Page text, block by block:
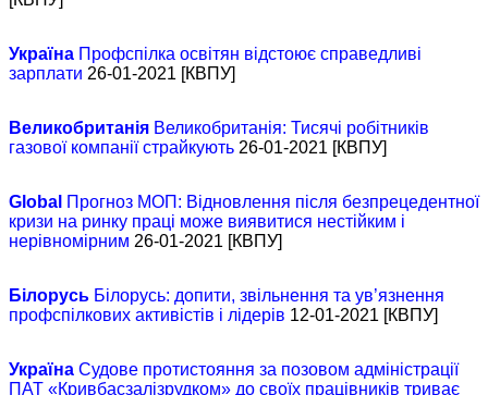
Україна Профспілка освітян відстоює справедливі
зарплати 26-01-2021 [КВПУ]
Великобританія Великобританія: Тисячі робітників
газової компанії страйкують 26-01-2021 [КВПУ]
Global Прогноз МОП: Відновлення після безпрецедентної
кризи на ринку праці може виявитися нестійким і
нерівномірним 26-01-2021 [КВПУ]
Білорусь Білорусь: допити, звільнення та ув’язнення
профспілкових активістів і лідерів 12-01-2021 [КВПУ]
Україна Судове протистояння за позовом адміністрації
ПАТ «Кривбасзалізрудком» до своїх працівників триває